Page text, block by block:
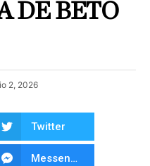
DE BETO
2, 2026
Twitter
Messenger